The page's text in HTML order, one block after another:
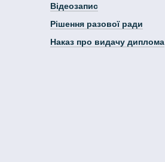
Відеозапис
Рішення разової ради
Наказ про видачу диплома